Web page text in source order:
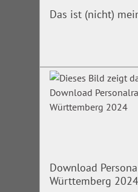
Das ist (nicht)
Download
Württemberg 2024